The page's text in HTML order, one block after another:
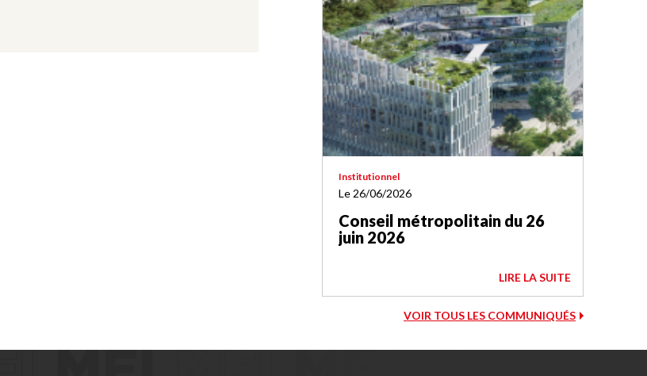
VOIR TOUS LES COMMUNIQUÉS
Institutionnel
Le 26/06/2026
Conseil métropolitain du 26
juin 2026
LIRE LA SUITE